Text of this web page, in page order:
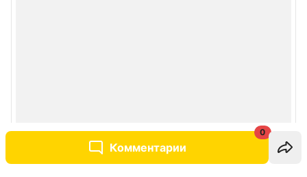
Комментарии
0